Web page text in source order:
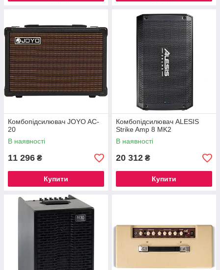
Комбопідсилювач JOYO AC-
20
В наявності
11 296 ₴
Купити
Комбопідсилювач ALESIS
Strike Amp 8 MK2
В наявності
20 312 ₴
Купити